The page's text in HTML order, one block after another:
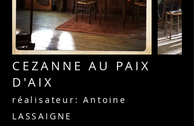
CEZANNE AU PAIX
D'AIX
réalisateur: Antoine
LASSAIGNE